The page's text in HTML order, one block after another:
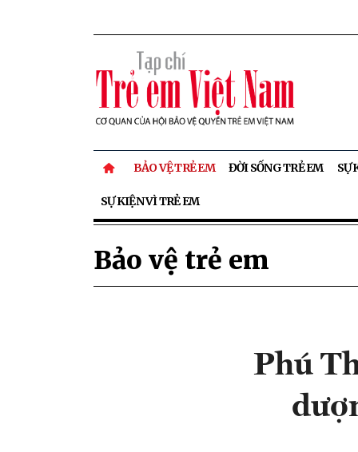
BẢO VỆ TRẺ EM ĐỜI SỐNG TRẺ EM SỰ
SỰ KIỆN VÌ TRẺ EM
Bảo vệ trẻ em
Phú